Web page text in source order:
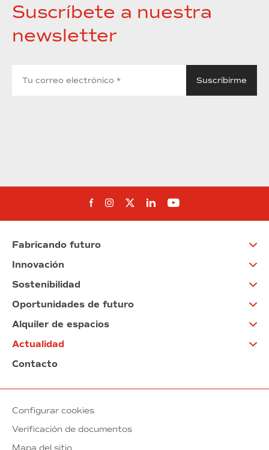
Suscríbete a nuestra
newsletter
Síguenos en Facebook
Síguenos en Instagram
Síguenos en Twitter
Síguenos en Linkedin
Síguenos en
Fabricando futuro
Innovación
Sostenibilidad
Oportunidades de futuro
Alquiler de espacios
Actualidad
Contacto
Configurar cookies
Verificación de documentos